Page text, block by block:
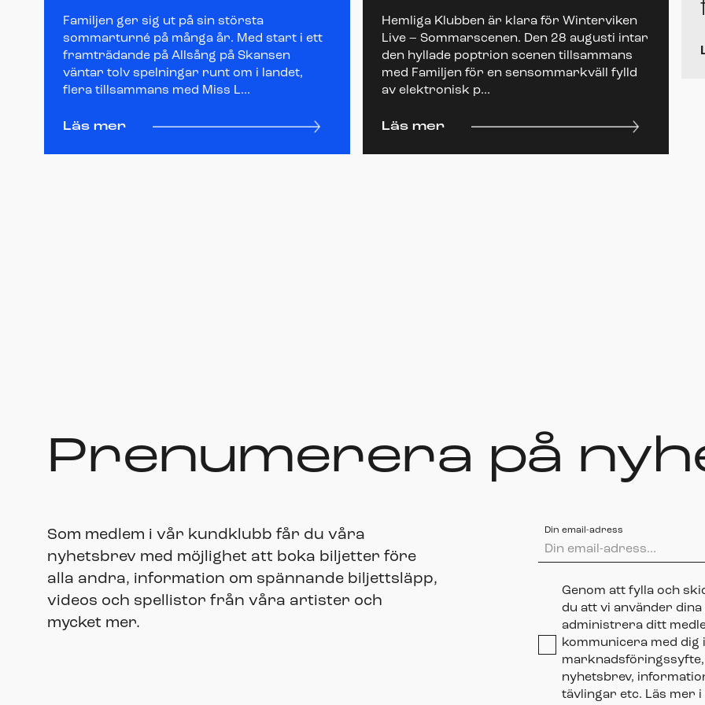
Familjen ger sig ut på sin största
sommarturné på många år. Med start i ett
framträdande på Allsång på Skansen
väntar tolv spelningar runt om i landet,
flera tillsammans med Miss L...
Läs mer
Hemliga Klubben är klara för Winterviken
Live – Sommarscenen. Den 28 augusti intar
den hyllade poptrion scenen tillsammans
med Familjen för en sensommarkväll fylld
av elektronisk p...
Läs mer
Prenumerera på
Som medlem i vår kundklubb får du våra
nyhetsbrev med möjlighet att boka biljetter före
alla andra, information om spännande biljettsläpp,
videos och spellistor från våra artister och
mycket mer.
Din email-adress
Genom att fylla och
du att vi använder
administrera ditt
kommunicera med
nyhetsbrev,
tävlingar etc. Läs mer